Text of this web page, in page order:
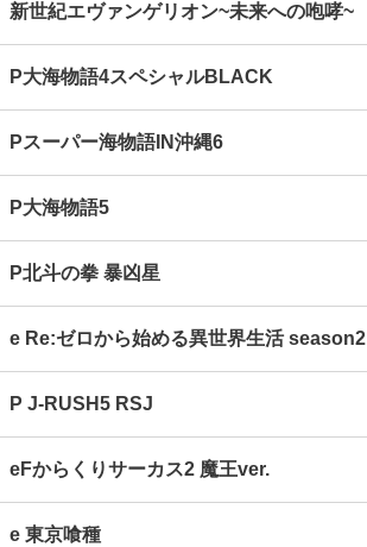
新世紀エヴァンゲリオン~未来への咆哮~
P大海物語4スペシャルBLACK
Pスーパー海物語IN沖縄6
P大海物語5
P北斗の拳 暴凶星
e Re:ゼロから始める異世界生活 season2
P J‐RUSH5 RSJ
eFからくりサーカス2 魔王ver.
e 東京喰種